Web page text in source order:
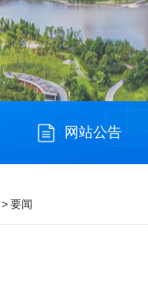
网站公告
>要闻